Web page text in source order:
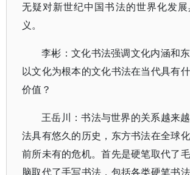
无疑对新世纪中国书法的世界化发
义。
李彬：文化书法强调文化内涵和
以文化为根本的文化书法在当代具有
价值？
王岳川：书法与世界的关系越来
法具有悠久的历史，东方书法在全球
前所未有的危机。首先是硬笔取代了
脑取代了手写书法，包括各类硬笔书